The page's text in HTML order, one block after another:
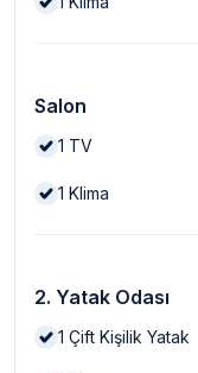
Salon
1 TV
1 Klima
2. Yatak Odası
1 Çift Kişilik Yatak